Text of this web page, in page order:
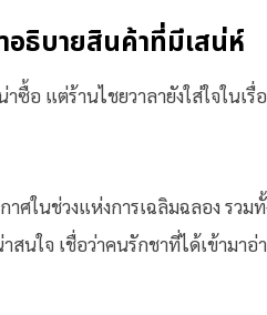
อธิบายสินค้าที่มีเสน่ห์
อ แต่ร้านไชยวาลายังใส่ใจในเ
าศในช่วงแห่งการเฉลิมฉลอง รว
นใจ เชื่อว่าคนรักชาที่ได้เข้ามา